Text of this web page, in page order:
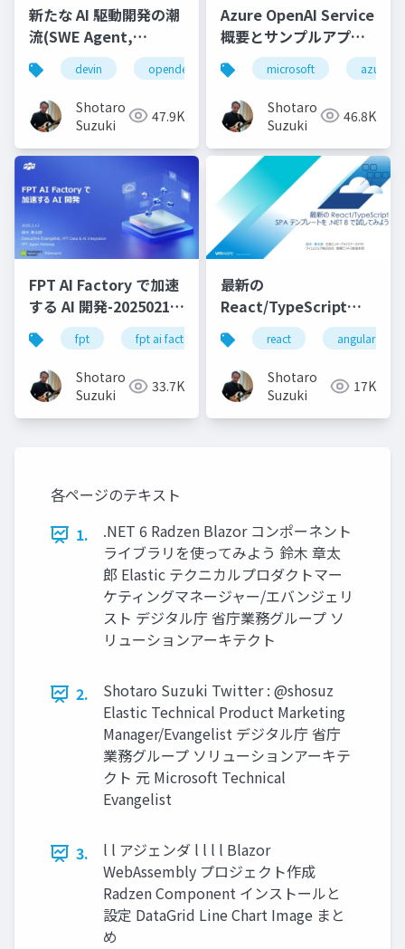
新たな AI 駆動開発の潮
流(SWE Agent,
AutoDev,Devin,
GitHub Copilot
Workspace等)
devin opendevin azure autodev
Shotaro
Suzuki
47.9K
Azure OpenAI Service
概要とサンプルアプリ
等のご紹介
microsoft azure
Shotaro
Suzuki
46.8K
FPT AI Factory で加速
する AI 開発-20250213-
公開版fpt fpt ai factory generative ai azure
Shotaro
Suzuki
33.7K
最新の
React/TypeScript
SPA テンプレートを
.NET 8 で試してみよう
react angular
Shotaro
Suzuki
17K
各ページのテキスト
1.
.NET 6 Radzen Blazor コンポーネント
ライブラリを使ってみよう 鈴⽊ 章太
郎 Elastic テクニカルプロダクトマー
ケティングマネージャー/エバンジェリ
スト デジタル庁 省庁業務グループ ソ
リューションアーキテクト
2.
Shotaro Suzuki Twitter : @shosuz
Elastic Technical Product Marketing
Manager/Evangelist デジタル庁 省庁
業務グループ ソリューションアーキテ
クト 元 Microsoft Technical
Evangelist
3.
l l アジェンダ l l l l Blazor
WebAssembly プロジェクト作成
Radzen Component インストールと
設定 DataGrid Line Chart Image まと
め